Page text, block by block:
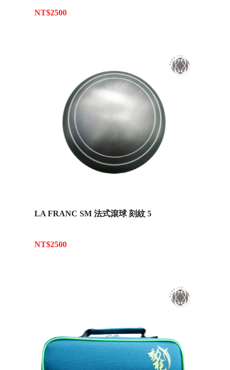
NT$2500
LA FRANC SM 法式滾球 刻紋 5
NT$2500